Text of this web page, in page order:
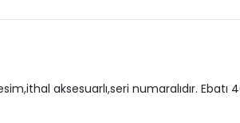
aksesuarlı,seri numaralıdır. Ebatı